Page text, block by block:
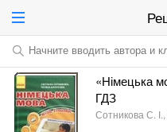
Начните вводить автора и
«Німецька
ГДЗ
Сотникова С.